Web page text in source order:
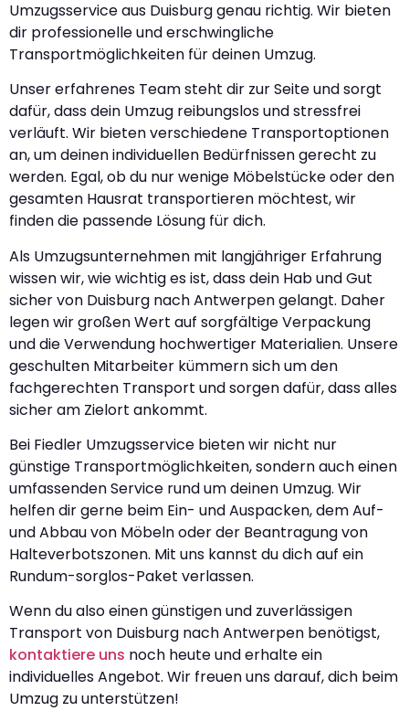
Umzugsservice aus Duisburg genau richtig. Wir bieten
dir professionelle und erschwingliche
Transportmöglichkeiten für deinen Umzug.
Unser erfahrenes Team steht dir zur Seite und sorgt
dafür, dass dein Umzug reibungslos und stressfrei
verläuft. Wir bieten verschiedene Transportoptionen
an, um deinen individuellen Bedürfnissen gerecht zu
werden. Egal, ob du nur wenige Möbelstücke oder den
gesamten Hausrat transportieren möchtest, wir
finden die passende Lösung für dich.
Als Umzugsunternehmen mit langjähriger Erfahrung
wissen wir, wie wichtig es ist, dass dein Hab und Gut
sicher von Duisburg nach Antwerpen gelangt. Daher
legen wir großen Wert auf sorgfältige Verpackung
und die Verwendung hochwertiger Materialien. Unsere
geschulten Mitarbeiter kümmern sich um den
fachgerechten Transport und sorgen dafür, dass alles
sicher am Zielort ankommt.
Bei Fiedler Umzugsservice bieten wir nicht nur
günstige Transportmöglichkeiten, sondern auch einen
umfassenden Service rund um deinen Umzug. Wir
helfen dir gerne beim Ein- und Auspacken, dem Auf-
und Abbau von Möbeln oder der Beantragung von
Halteverbotszonen. Mit uns kannst du dich auf ein
Rundum-sorglos-Paket verlassen.
Wenn du also einen günstigen und zuverlässigen
Transport von Duisburg nach Antwerpen benötigst,
kontaktiere uns noch heute und erhalte ein
individuelles Angebot. Wir freuen uns darauf, dich beim
Umzug zu unterstützen!